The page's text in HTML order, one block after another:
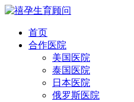
首页
合作医院
美国医院
泰国医院
日本医院
俄罗斯医院